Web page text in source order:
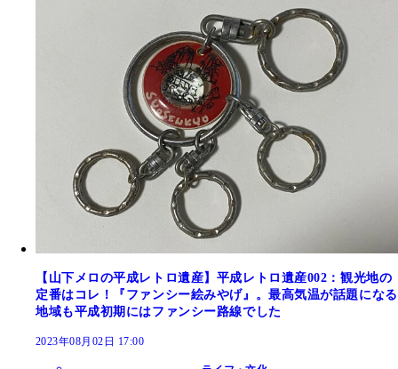
【山下メロの平成レトロ遺産】平成レトロ遺産002：観光地の
定番はコレ！『ファンシー絵みやげ』。最高気温が話題になる
地域も平成初期にはファンシー路線でした
2023年08月02日 17:00